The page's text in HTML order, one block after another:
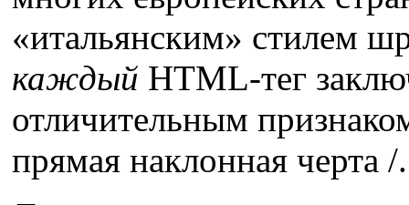
«итальянским» стилем
каждый HTML-тег
отличительным
прямая наклонная черта /.